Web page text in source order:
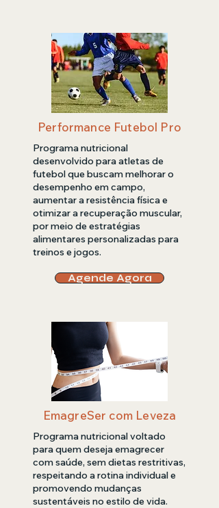
Performance Futebol Pro
Programa nutricional
desenvolvido para atletas de
futebol que buscam melhorar o
desempenho em campo,
aumentar a resistência física e
otimizar a recuperação muscular,
por meio de estratégias
alimentares personalizadas para
treinos e jogos.
Agende Agora
EmagreSer com Leveza
Programa nutricional voltado
para quem deseja emagrecer
com saúde, sem dietas restritivas,
respeitando a rotina individual e
promovendo mudanças
sustentáveis no estilo de vida.